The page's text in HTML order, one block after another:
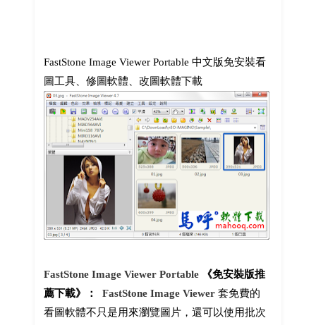
FastStone Image Viewer Portable 中文版免安裝看
圖工具、修圖軟體、改圖軟體下載
FastStone Image Viewer Portable《免安裝版推
薦下載》： FastStone Image Viewer 套免費的
看圖軟體不只是用來瀏覽圖片，還可以使用批次